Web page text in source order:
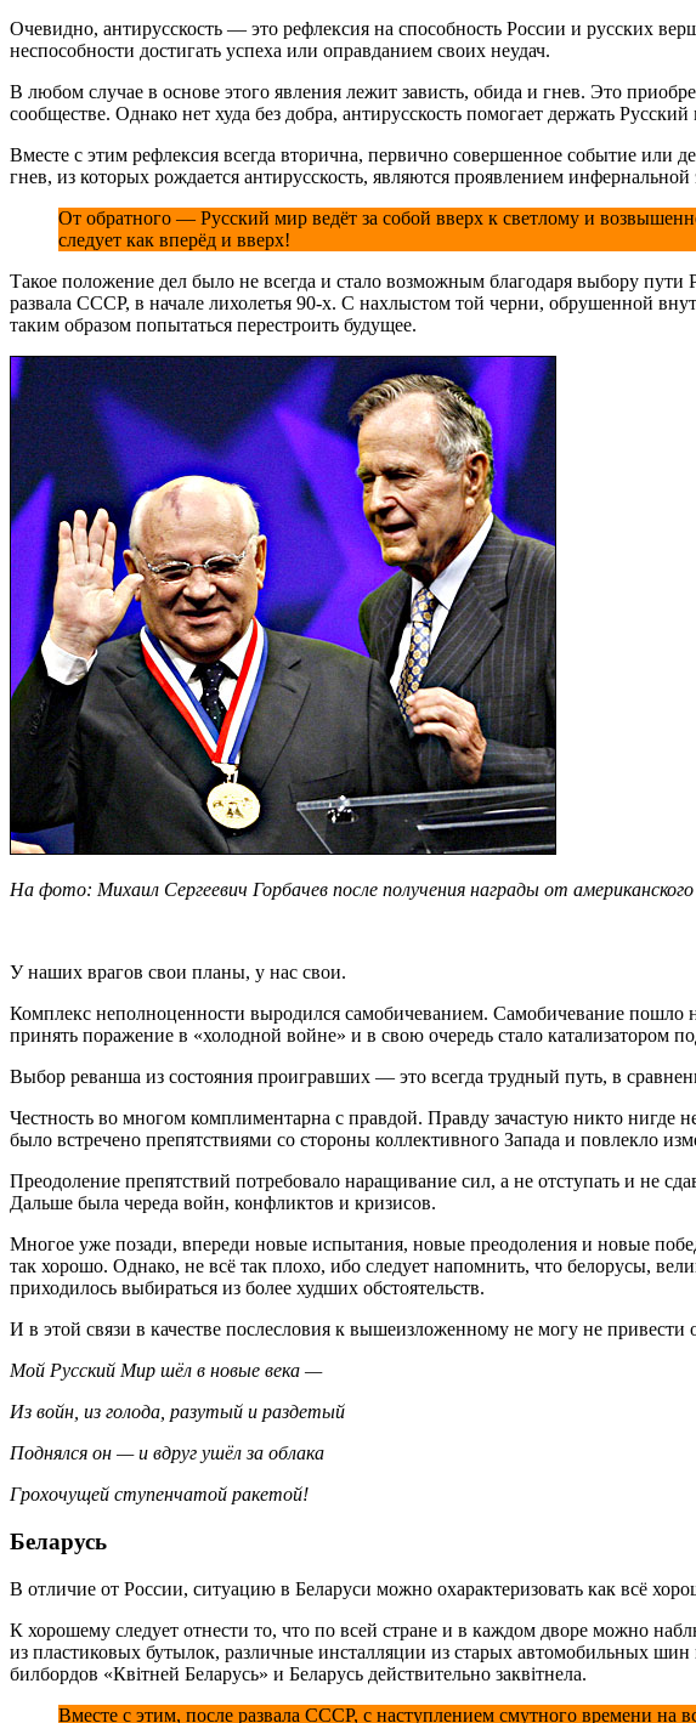
Очевидно, антирусскость — это рефлексия на способность России и русских
неспособности достигать успеха или оправданием своих неудач.
В любом случае в основе этого явления лежит зависть, обида и гнев. Это
сообществе. Однако нет худа без добра, антирусскость помогает держать
Вместе с этим рефлексия всегда вторична, первично совершенное событие или
гнев, из которых рождается антирусскость, являются проявлением
От обратного — Русский мир ведёт за собой вверх к светлому и
следует как вперёд и вверх!
Такое положение дел было не всегда и стало возможным благодаря выбору
развала СССР, в начале лихолетья 90-х. С нахлыстом той черни, обрушенной
таким образом попытаться перестроить будущее.
На фото: Михаил Сергеевич Горбачев после получения награды от
У наших врагов свои планы, у нас свои.
Комплекс неполноценности выродился самобичеванием. Самобичевание пошло
принять поражение в «холодной войне» и в свою очередь стало катализатором
Выбор реванша из состояния проигравших — это всегда трудный путь, в
Честность во многом комплиментарна с правдой. Правду зачастую никто
было встречено препятствиями со стороны коллективного Запада и повлекло
Преодоление препятствий потребовало наращивание сил, а не отступать и не
Дальше была череда войн, конфликтов и кризисов.
Многое уже позади, впереди новые испытания, новые преодоления и новые
так хорошо. Однако, не всё так плохо, ибо следует напомнить, что белорусы,
приходилось выбираться из более худших обстоятельств.
И в этой связи в качестве послесловия к вышеизложенному не могу не
Мой Русский Мир шёл в новые века —
Из войн, из голода, разутый и раздетый
Поднялся он — и вдруг ушёл за облака
Грохочущей ступенчатой ракетой!
Беларусь
В отличие от России, ситуацию в Беларуси можно охарактеризовать как всё
К хорошему следует отнести то, что по всей стране и в каждом дворе можно
из пластиковых бутылок, различные инсталляции из старых автомобильных
билбордов «Квiтней Беларусь» и Беларусь действительно заквiтнела.
Вместе с этим, после развала СССР, с наступлением смутного времени на